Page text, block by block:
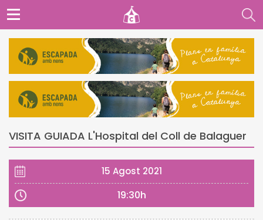
VISITA GUIADA L'Hospital del Coll de Balaguer
15 Agost 2021
19:30h